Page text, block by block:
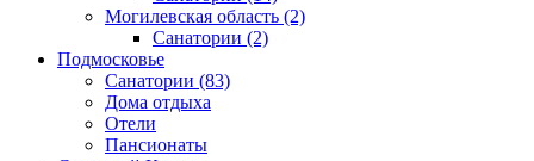
Могилевская область (2)
Санатории (2)
Подмосковье
Санатории (83)
Дома отдыха
Отели
Пансионаты